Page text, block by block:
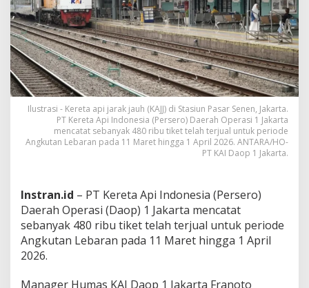
L
e
b
a
r
a
n
2
0
2
6
s
h
T
e
r
j
Ilustrasi - Kereta api jarak jauh (KAJJ) di Stasiun Pasar Senen, Jakarta.
PT Kereta Api Indonesia (Persero) Daerah Operasi 1 Jakarta
mencatat sebanyak 480 ribu tiket telah terjual untuk periode
Angkutan Lebaran pada 11 Maret hingga 1 April 2026. ANTARA/HO-
PT KAI Daop 1 Jakarta.
Instran.id – PT Kereta Api Indonesia (Persero)
Daerah Operasi (Daop) 1 Jakarta mencatat
sebanyak 480 ribu tiket telah terjual untuk periode
Angkutan Lebaran pada 11 Maret hingga 1 April
2026.
Manager Humas KAI Daop 1 Jakarta Franoto